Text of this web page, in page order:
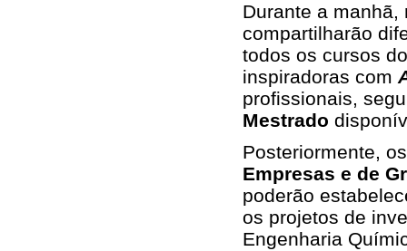
Durante a manhã,
compartilharão
todos os cursos
inspiradoras com
profissionais,
Mestrado
Posteriormente,
Empresas e de
poderão
os projetos de
Engenharia